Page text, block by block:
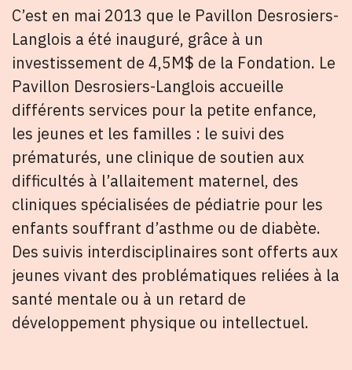
C’est en mai 2013 que le Pavillon Desrosiers-
Langlois a été inauguré, grâce à un
investissement de 4,5M$ de la Fondation. Le
Pavillon Desrosiers-Langlois accueille
différents services pour la petite enfance,
les jeunes et les familles : le suivi des
prématurés, une clinique de soutien aux
difficultés à l’allaitement maternel, des
cliniques spécialisées de pédiatrie pour les
enfants souffrant d’asthme ou de diabète.
Des suivis interdisciplinaires sont offerts aux
jeunes vivant des problématiques reliées à la
santé mentale ou à un retard de
développement physique ou intellectuel.